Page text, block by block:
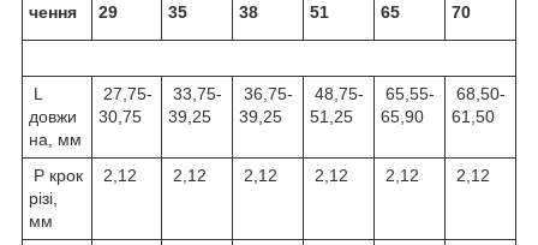
чення
29
35
38
51
65
70
L
довжи
на, мм
27,75-
30,75
33,75-
39,25
36,75-
39,25
48,75-
51,25
65,55-
65,90
68,50-
61,50
P крок
різі,
мм
2,12 2,12 2,12 2,12 2,12 2,12